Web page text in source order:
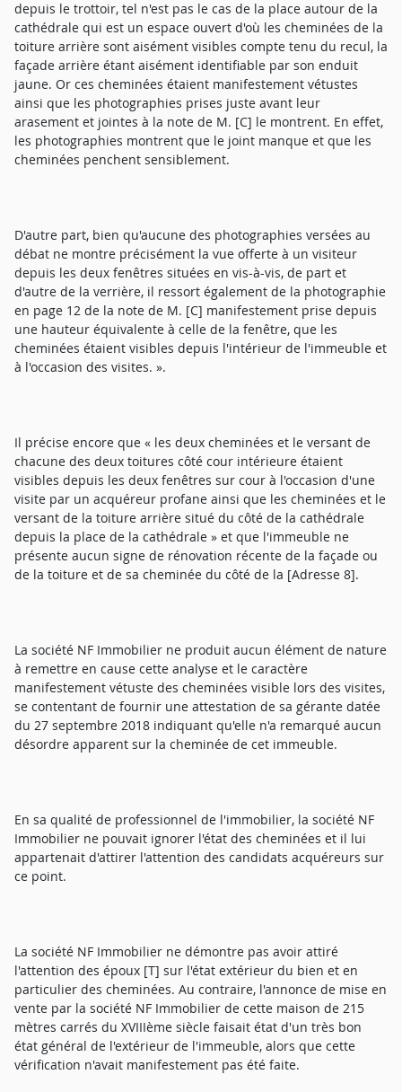
depuis le trottoir, tel n'est pas le cas de la place autour de la
cathédrale qui est un espace ouvert d'où les cheminées de la
toiture arrière sont aisément visibles compte tenu du recul, la
façade arrière étant aisément identifiable par son enduit
jaune. Or ces cheminées étaient manifestement vétustes
ainsi que les photographies prises juste avant leur
arasement et jointes à la note de M. [C] le montrent. En effet,
les photographies montrent que le joint manque et que les
cheminées penchent sensiblement.
D'autre part, bien qu'aucune des photographies versées au
débat ne montre précisément la vue offerte à un visiteur
depuis les deux fenêtres situées en vis-à-vis, de part et
d'autre de la verrière, il ressort également de la photographie
en page 12 de la note de M. [C] manifestement prise depuis
une hauteur équivalente à celle de la fenêtre, que les
cheminées étaient visibles depuis l'intérieur de l'immeuble et
à l'occasion des visites. ».
Il précise encore que « les deux cheminées et le versant de
chacune des deux toitures côté cour intérieure étaient
visibles depuis les deux fenêtres sur cour à l'occasion d'une
visite par un acquéreur profane ainsi que les cheminées et le
versant de la toiture arrière situé du côté de la cathédrale
depuis la place de la cathédrale » et que l'immeuble ne
présente aucun signe de rénovation récente de la façade ou
de la toiture et de sa cheminée du côté de la [Adresse 8].
La société NF Immobilier ne produit aucun élément de nature
à remettre en cause cette analyse et le caractère
manifestement vétuste des cheminées visible lors des visites,
se contentant de fournir une attestation de sa gérante datée
du 27 septembre 2018 indiquant qu'elle n'a remarqué aucun
désordre apparent sur la cheminée de cet immeuble.
En sa qualité de professionnel de l'immobilier, la société NF
Immobilier ne pouvait ignorer l'état des cheminées et il lui
appartenait d'attirer l'attention des candidats acquéreurs sur
ce point.
La société NF Immobilier ne démontre pas avoir attiré
l'attention des époux [T] sur l'état extérieur du bien et en
particulier des cheminées. Au contraire, l'annonce de mise en
vente par la société NF Immobilier de cette maison de 215
mètres carrés du XVIIIème siècle faisait état d'un très bon
état général de l'extérieur de l'immeuble, alors que cette
vérification n'avait manifestement pas été faite.